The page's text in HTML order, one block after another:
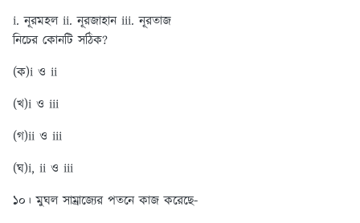
i. নূরমহল ii. নূরজাহান iii. নূরতাজ
নিচের কোনটি সঠিক?
(ক)i ও ii
(খ)i ও iii
(গ)ii ও iii
(ঘ)i, ii ও iii
১০। মুঘল সাম্রাজ্যের পতনে কাজ করেছে-